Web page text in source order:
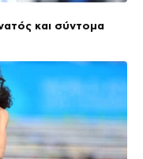
και σύντομα